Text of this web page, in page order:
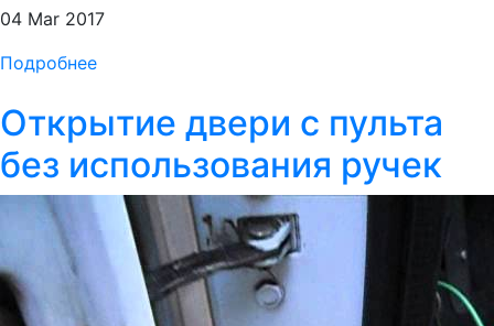
04 Mar 2017
Подробнее
Открытие двери с пульта
без использования ручек